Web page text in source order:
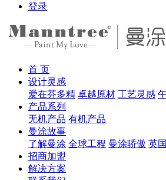
登录
首 页
设计灵感
爱在芬多精 卓越原材 工艺灵感
产品系列
无机产品 有机产品
曼涂故事
了解曼涂 全球工程 曼涂骄傲 英
招商加盟
解决方案